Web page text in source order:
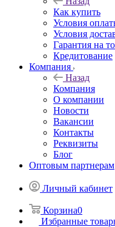
Как купить
Условия
Условия
Гарантия на
Кредитование
Компания
Назад
Компания
О компании
Новости
Вакансии
Контакты
Реквизиты
Блог
Оптовым партнерам
Личный кабинет
Корзина0
Избранные